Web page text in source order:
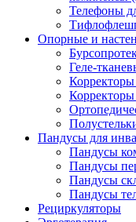
Телефоны
Опорные и
Геле-
Пандусы для
Пандусы
Пандусы
Пандусы
Пандусы
Рециркуляторы